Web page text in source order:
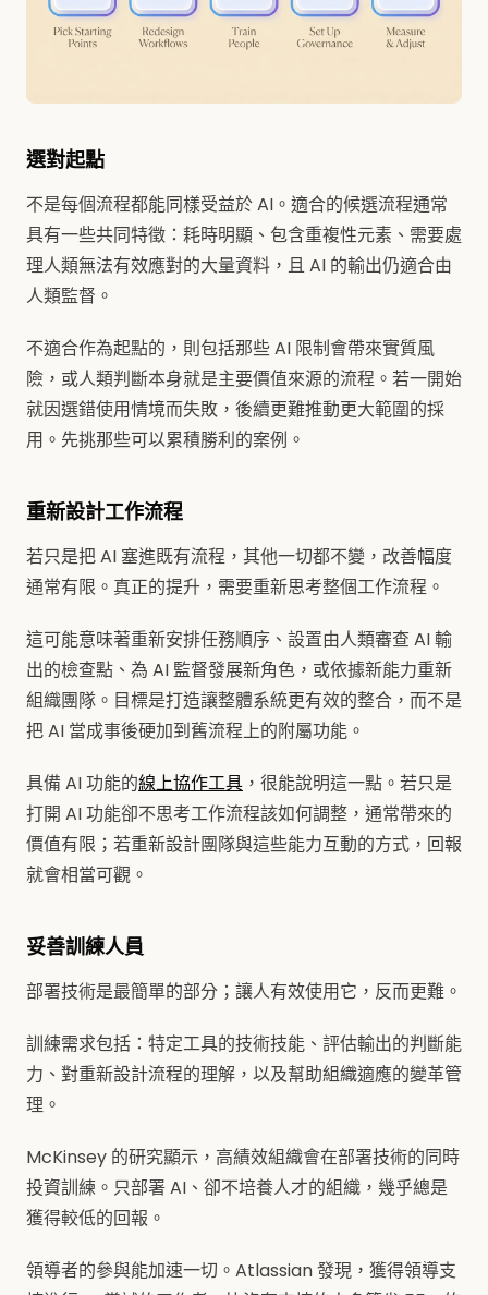
選對起點
不是每個流程都能同樣受益於 AI。適合的候選流程通常
具有一些共同特徵：耗時明顯、包含重複性元素、需要處
理人類無法有效應對的大量資料，且 AI 的輸出仍適合由
人類監督。
不適合作為起點的，則包括那些 AI 限制會帶來實質風
險，或人類判斷本身就是主要價值來源的流程。若一開始
就因選錯使用情境而失敗，後續更難推動更大範圍的採
用。先挑那些可以累積勝利的案例。
重新設計工作流程
若只是把 AI 塞進既有流程，其他一切都不變，改善幅度
通常有限。真正的提升，需要重新思考整個工作流程。
這可能意味著重新安排任務順序、設置由人類審查 AI 輸
出的檢查點、為 AI 監督發展新角色，或依據新能力重新
組織團隊。目標是打造讓整體系統更有效的整合，而不是
把 AI 當成事後硬加到舊流程上的附屬功能。
具備 AI 功能的線上協作工具 ，很能說明這一點。若只是
打開 AI 功能卻不思考工作流程該如何調整，通常帶來的
價值有限；若重新設計團隊與這些能力互動的方式，回報
就會相當可觀。
妥善訓練人員
部署技術是最簡單的部分；讓人有效使用它，反而更難。
訓練需求包括：特定工具的技術技能、評估輸出的判斷能
力、對重新設計流程的理解，以及幫助組織適應的變革管
理。
McKinsey 的研究顯示，高績效組織會在部署技術的同時
投資訓練。只部署 AI、卻不培養人才的組織，幾乎總是
獲得較低的回報。
領導者的參與能加速一切。Atlassian 發現，獲得領導支